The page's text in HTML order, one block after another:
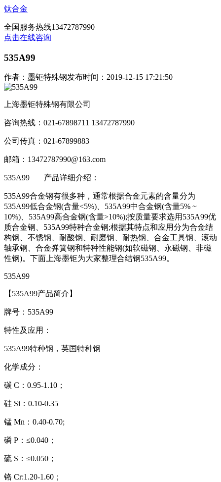
钛合金
全国服务热线13472787990
点击在线咨询
535A99
作者：墨钜特殊钢发布时间：2019-12-15 17:21:50
上海墨钜特殊钢有限公司
咨询热线：021-67898711 13472787990
公司传真：021-67899883
邮箱：13472787990@163.com
535A99 产品详细介绍：
535A99合金钢有很多种，通常根据合金元素的含量分为
535A99低合金钢(含量<5%)、535A99中合金钢(含量5% ~
10%)、535A99高合金钢(含量>10%);按质量要求选用535A99优
质合金钢、535A99特种合金钢;根据其特点和应用分为合金结
构钢、不锈钢、耐酸钢、耐磨钢、耐热钢、合金工具钢、滚动
轴承钢、合金弹簧钢和特种性能钢(如软磁钢、永磁钢、非磁
性钢)。下面上海墨钜为大家整理合结钢535A99。
535A99
【535A99产品简介】
牌号：535A99
特性及应用：
535A99特种钢，英国特种钢
化学成分：
碳 C：0.95-1.10；
硅 Si：0.10-0.35
锰 Mn：0.40-0.70;
磷 P：≤0.040；
硫 S：≤0.050；
铬 Cr:1.20-1.60；